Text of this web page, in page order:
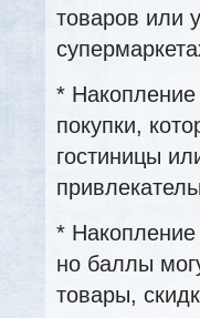
товаров или
*
покупки,
гостиницы
*
но баллы
товары,